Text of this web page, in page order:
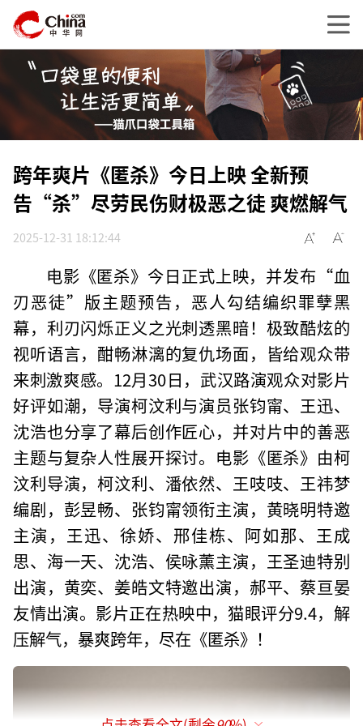
跨年爽片《匿杀》今日上映 全新预
告“杀”尽劳民伤财极恶之徒 爽燃解气
2025-12-31 18:12:44
电影《匿杀》今日正式上映，并发布“血
刃恶徒”版主题预告，恶人勾结编织罪孽黑
幕，利刃闪烁正义之光刺透黑暗！极致酷炫的
视听语言，酣畅淋漓的复仇场面，皆给观众带
来刺激爽感。12月30日，武汉路演观众对影片
好评如潮，导演柯汶利与演员张钧甯、王迅、
沈浩也分享了幕后创作匠心，并对片中的善恶
主题与复杂人性展开探讨。电影《匿杀》由柯
汶利导演，柯汶利、潘依然、王吱吱、王祎梦
编剧，彭昱畅、张钧甯领衔主演，黄晓明特邀
主演，王迅、徐娇、邢佳栋、阿如那、王成
思、海一天、沈浩、侯咏薰主演，王圣迪特别
出演，黄奕、姜皓文特邀出演，郝平、蔡亘晏
友情出演。影片正在热映中，猫眼评分9.4，解
压解气，暴爽跨年，尽在《匿杀》！